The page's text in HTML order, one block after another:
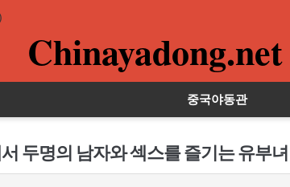
Chinayadong.net
중국야동관
두명의 남자와 섹스를 즐기는 유부